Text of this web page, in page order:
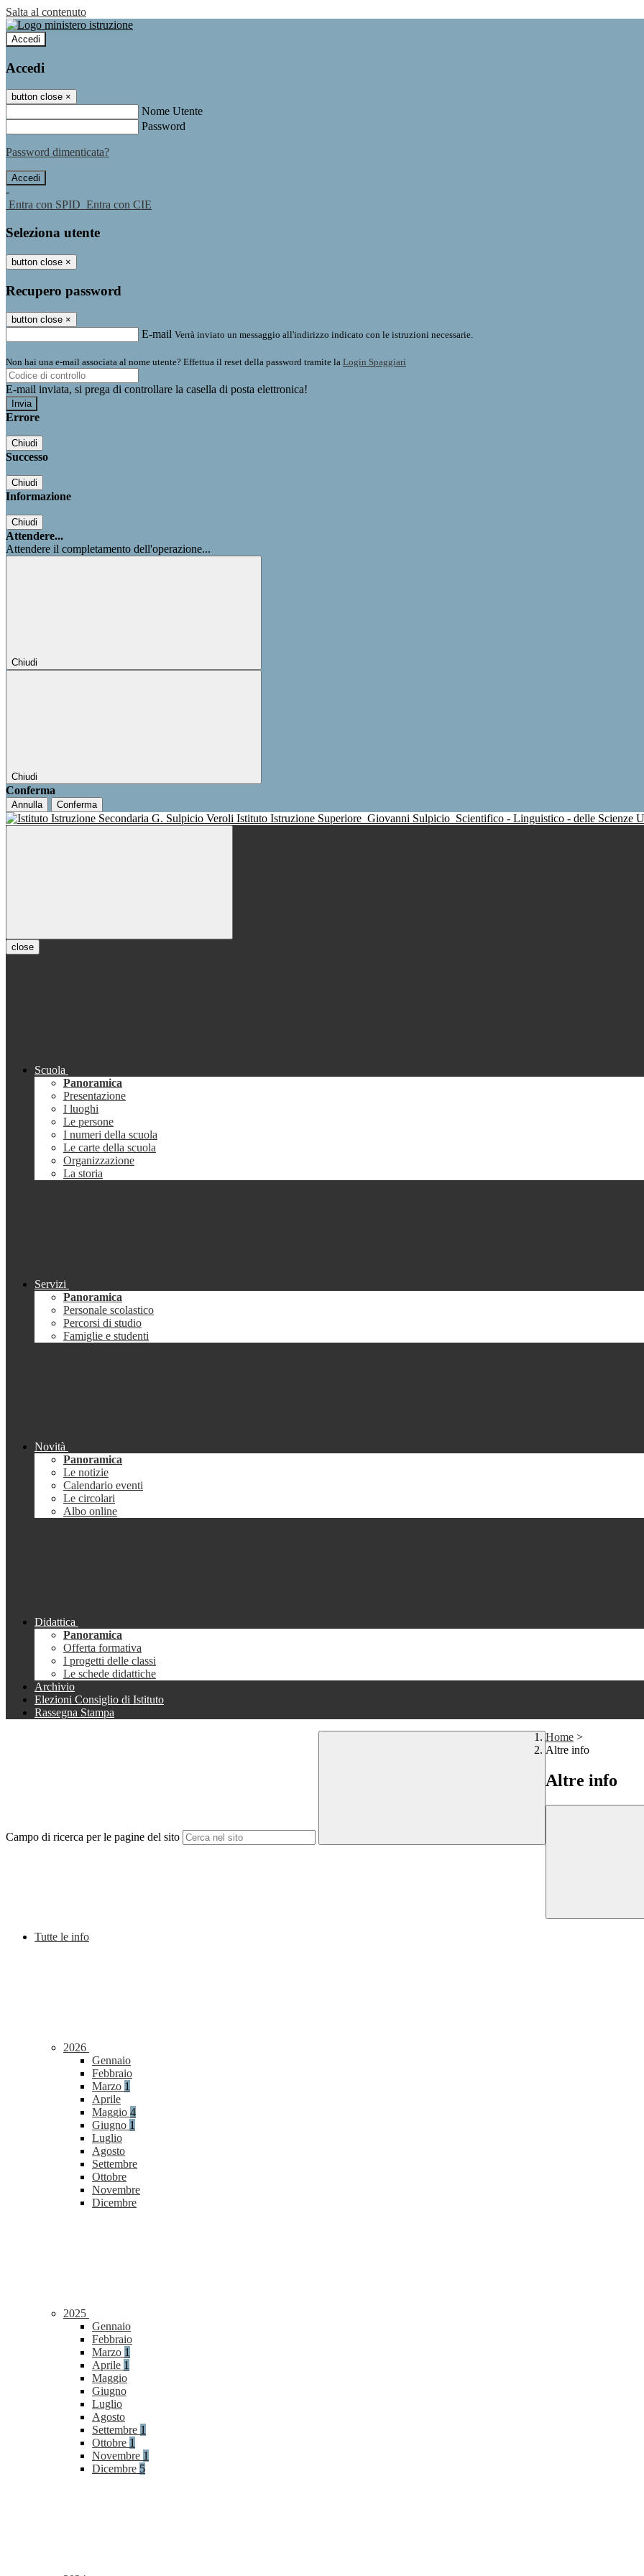
Salta al contenuto
Accedi
Accedi
button close ×
Nome Utente
Password
Password dimenticata?
-
Entra con SPID Entra con CIE
Seleziona utente
button close ×
Recupero password
button close ×
E-mail Verrà inviato un messaggio all'indirizzo indicato con le istruzioni necessarie.
Non hai una e-mail associata al nome utente? Effettua il reset della password tramite la Login Spaggiari
E-mail inviata, si prega di controllare la casella di posta elettronica!
Errore
Chiudi
Successo
Chiudi
Informazione
Chiudi
Attendere...
Attendere il completamento dell'operazione...
Chiudi
Chiudi
Conferma
Annulla Conferma
Istituto Istruzione Superiore Giovanni Sulpicio Scientifico - Linguistico - delle Scienze
close
Scuola
Panoramica
Presentazione
I luoghi
Le persone
I numeri della scuola
Le carte della scuola
Organizzazione
La storia
Servizi
Panoramica
Personale scolastico
Percorsi di studio
Famiglie e studenti
Novità
Panoramica
Le notizie
Calendario eventi
Le circolari
Albo online
Didattica
Panoramica
Offerta formativa
I progetti delle classi
Le schede didattiche
Archivio
Elezioni Consiglio di Istituto
Rassegna Stampa
Campo di ricerca per le pagine del sito
Home >
Altre info
Altre info
Tutte le info
2026
Gennaio
Febbraio
Marzo 1
Aprile
Maggio 4
Giugno 1
Luglio
Agosto
Settembre
Ottobre
Novembre
Dicembre
2025
Gennaio
Febbraio
Marzo 1
Aprile 1
Maggio
Giugno
Luglio
Agosto
Settembre 1
Ottobre 1
Novembre 1
Dicembre 5